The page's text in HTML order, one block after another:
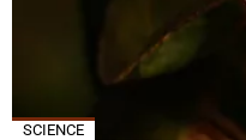
SCIENCE